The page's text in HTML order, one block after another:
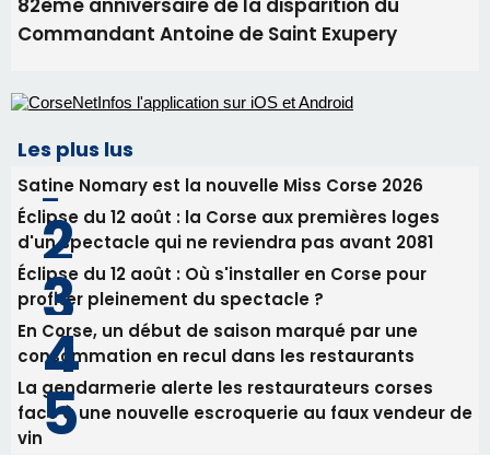
Éclipse du 12 août : la Corse aux premières loges
d'un spectacle qui ne reviendra pas avant 2081
profiter pleinement du spectacle ?
consommation en recul dans les restaurants
La gendarmerie alerte les restaurateurs corses
face à une nouvelle escroquerie au faux vendeur de
vin
Newsletter
Inscrivez-vous à la newsletter de CNI et recevez par
email les infos les plus importantes et une sélection de
nos meilleurs articles